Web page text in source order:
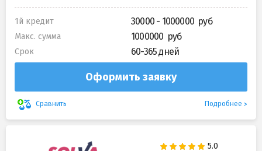
1й кредит 30000 - 1000000
Макс. сумма 1000000
Срок 60-365 дней
Оформить заявку
Сравнить Подробнее